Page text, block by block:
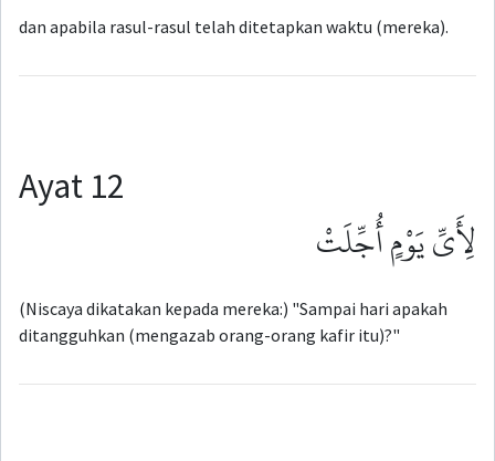
dan apabila rasul-rasul telah ditetapkan waktu (mereka).
Ayat 12
لِأَىِّ يَوْمٍ أُجِّلَتْ
(Niscaya dikatakan kepada mereka:) "Sampai hari apakah
ditangguhkan (mengazab orang-orang kafir itu)?"